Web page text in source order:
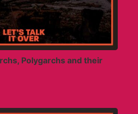
Polygarchs and their